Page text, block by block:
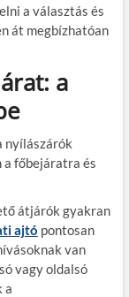
a választás és
át megbízhatóan
a
nyílászárók
a főbejáratra és
átjárók gyakran
ajtó pontosan
van
vagy oldalsó
a